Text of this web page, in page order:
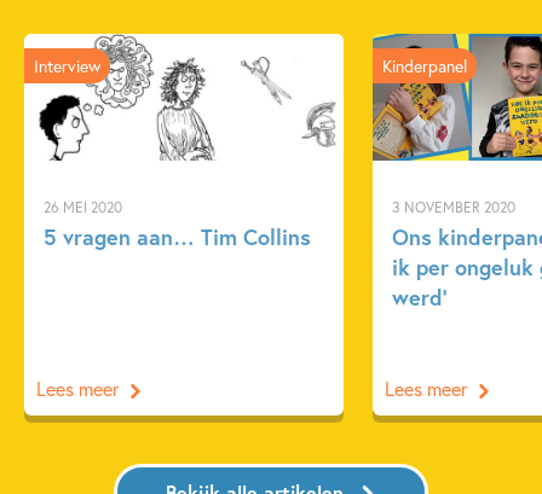
26 MEI 2020
5 vragen aan… Tim Collins
Interview
Lees meer
3 NOVEMBER 2020
Ons
ik per
werd’
Kinderpanel
Lees meer